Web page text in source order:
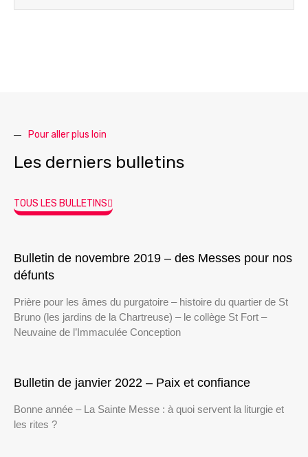
Pour aller plus loin
Les derniers bulletins
TOUS LES BULLETINS
Bulletin de novembre 2019 – des Messes pour nos
défunts
Prière pour les âmes du purgatoire – histoire du quartier de St
Bruno (les jardins de la Chartreuse) – le collège St Fort –
Neuvaine de l’Immaculée Conception
Bulletin de janvier 2022 – Paix et confiance
Bonne année – La Sainte Messe : à quoi servent la liturgie et
les rites ?